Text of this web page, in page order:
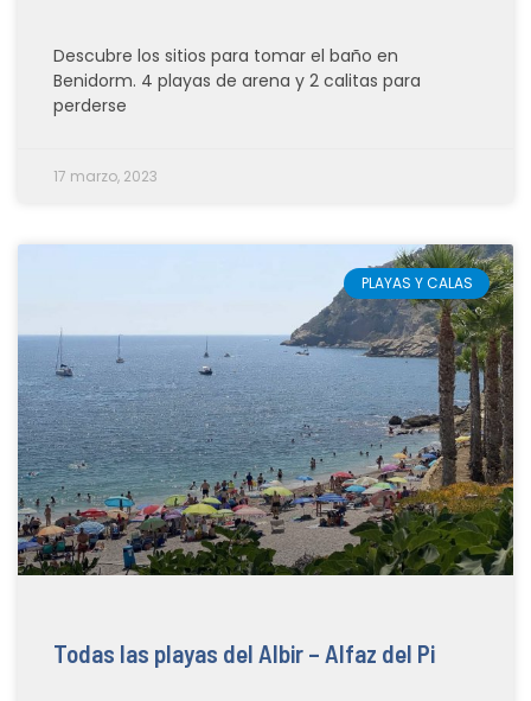
Descubre los sitios para tomar el baño en
Benidorm. 4 playas de arena y 2 calitas para
perderse
17 marzo, 2023
PLAYAS Y CALAS
Todas las playas del Albir – Alfaz del Pi